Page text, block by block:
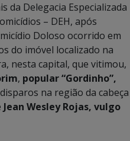
da Delegacia Especializada
– DEH, após
Doloso ocorrido em
do imóvel localizado na
nesta capital, que vitimou,
, popular “Gordinho”,
na região da cabeça
Jean Wesley Rojas, vulgo